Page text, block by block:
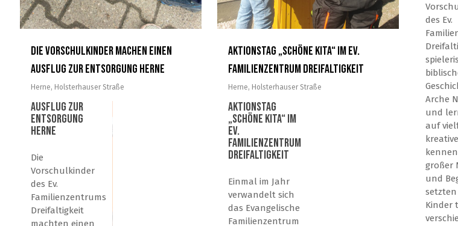
Die Vorschulkinder machen einen
Ausflug zur Entsorgung Herne
Herne, Holsterhauser Straße
Ausflug zur
Entsorgung
Herne
Die
Vorschulkinder
des Ev.
Familienzentrums
Dreifaltigkeit
machten einen
Aktionstag „Schöne Kita“ im Ev.
Familienzentrum Dreifaltigkeit
Herne, Holsterhauser Straße
Aktionstag
„Schöne Kita“ im
Ev.
Familienzentrum
Dreifaltigkeit
Einmal im Jahr
verwandelt sich
das Evangelische
Familienzentrum
des Ev.
Arche
und
auf
großer
und
setzten
Kinder